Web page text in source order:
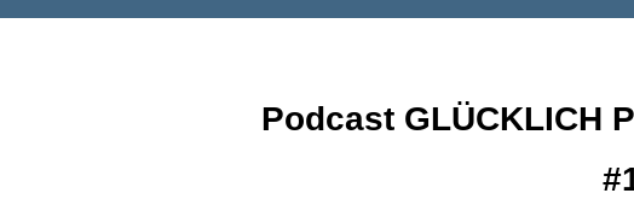
Podcast GLÜCKLICH